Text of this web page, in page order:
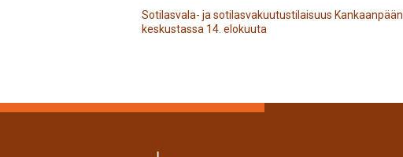
Sotilasvala- ja sotilasvakuutustilaisuus Kankaanpään
keskustassa 14. elokuuta